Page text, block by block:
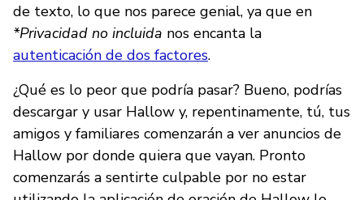
de texto, lo que nos parece genial, ya que en
*Privacidad no incluida nos encanta la
autenticación de dos factores.
¿Qué es lo peor que podría pasar? Bueno, podrías
descargar y usar Hallow y, repentinamente, tú, tus
amigos y familiares comenzarán a ver anuncios de
Hallow por donde quiera que vayan. Pronto
comenzarás a sentirte culpable por no estar